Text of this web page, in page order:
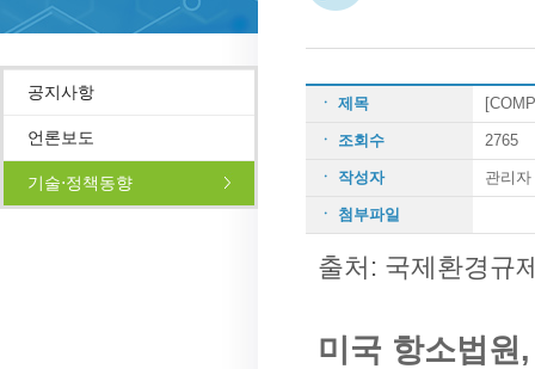
공지사항
언론보도
기술⋅정책동향
ㆍ 제목
ㆍ 조회수 2765
ㆍ 작성자 관리자
ㆍ 첨부파일
출처: 국제환경규
미국 항소법